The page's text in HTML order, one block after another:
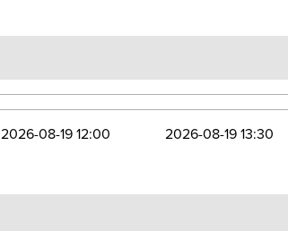
2026-08-19 12:00 2026-08-19 13:30